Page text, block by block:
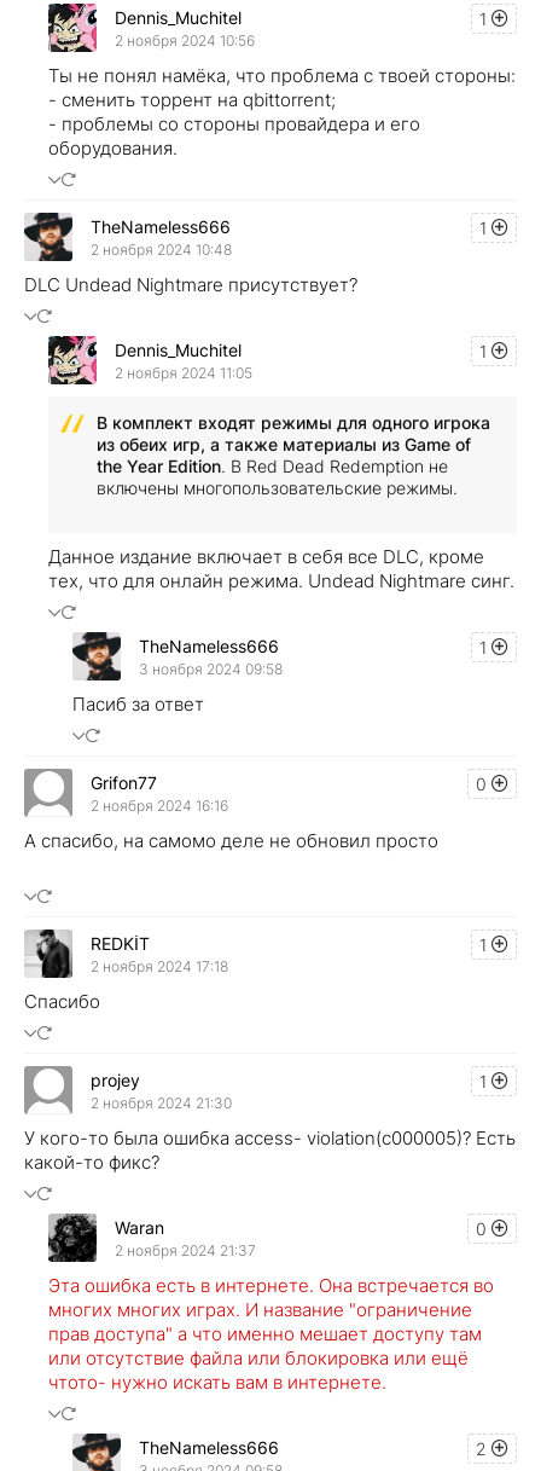
1
Dennis_Muchitel
2 ноября 2024 10:56
Ты не понял намёка, что проблема с твоей стороны:
- сменить торрент на qbittorrent;
- проблемы со стороны провайдера и его
оборудования.
1
TheNameless666
2 ноября 2024 10:48
DLC Undead Nightmare присутствует?
1
Dennis_Muchitel
2 ноября 2024 11:05
В комплект входят режимы для одного игрока
из обеих игр, а также материалы из Game of
the Year Edition. В Red Dead Redemption не
включены многопользовательские режимы.
Данное издание включает в себя все DLC, кроме
тех, что для онлайн режима. Undead Nightmare синг.
1
TheNameless666
3 ноября 2024 09:58
Пасиб за ответ
0
Grifon77
2 ноября 2024 16:16
А спасибо, на самомо деле не обновил просто
1
REDKİT
2 ноября 2024 17:18
Спасибо
1
projey
2 ноября 2024 21:30
У кого-то была ошибка access- violation(c000005)? Есть
какой-то фикс?
0
Waran
2 ноября 2024 21:37
Эта ошибка есть в интернете. Она встречается во
многих многих играх. И название "ограничение
прав доступа" а что именно мешает доступу там
или отсутствие файла или блокировка или ещё
чтото- нужно искать вам в интернете.
2
TheNameless666